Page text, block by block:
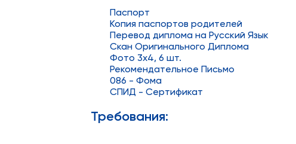
Паспорт
Копия паспортов родителей
Перевод диплома на Русский Язык
Скан Оригинального Диплома
Фото 3x4, 6 шт.
Рекомендательное Письмо
086 - Фома
СПИД - Сертификат
Требования: